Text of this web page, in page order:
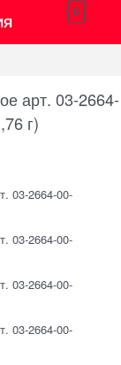
0
арт. 03-2664-
г)